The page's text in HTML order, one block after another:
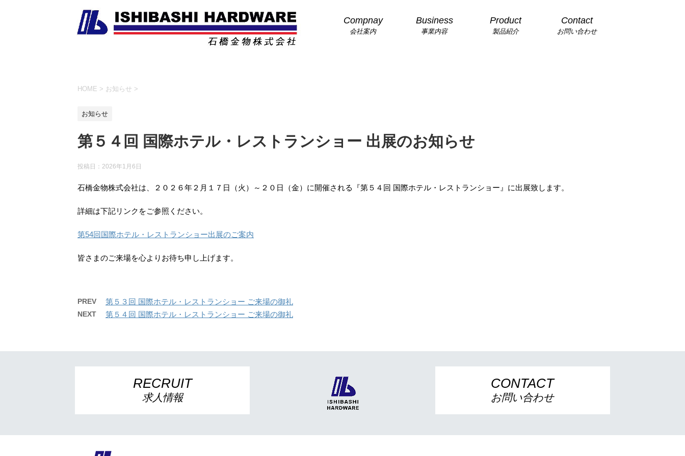
Compnay
会社案内
Business
事業内容
Product
製品紹介
Contact
お問い合わせ
HOME > お知らせ >
お知らせ
第５４回 国際ホテル・レストランショー 出展のお知らせ
投稿日： 2026年1月6日
石橋金物株式会社は、２０２６年２月１７日（火）～２０日（金）に開催される『第５４回 国際ホテル・レストランショー』に出展致します。
詳細は下記リンクをご参照ください。
第54回国際ホテル・レストランショー出展のご案内
皆さまのご来場を心よりお待ち申し上げます。
PREV 第５３回 国際ホテル・レストランショー ご来場の御礼
NEXT 第５４回 国際ホテル・レストランショー ご来場の御礼
RECRUIT
求人情報
CONTACT
お問い合わせ